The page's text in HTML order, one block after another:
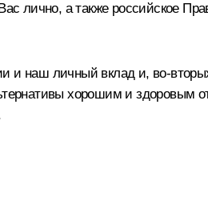
лично, а также российское
и наш личный вклад и,
хорошим и здоровым